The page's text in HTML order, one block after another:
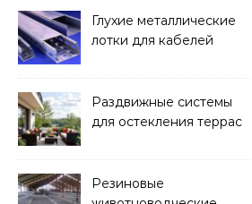
Глухие металлические
лотки для кабелей
Раздвижные системы
для остекления террас
Резиновые